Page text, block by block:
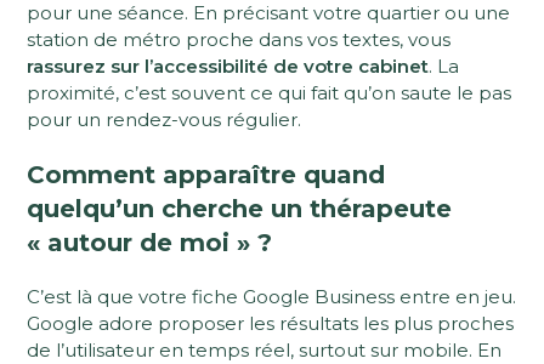
pour une séance. En précisant votre quartier ou une
station de métro proche dans vos textes, vous
rassurez sur l’accessibilité de votre cabinet. La
proximité, c’est souvent ce qui fait qu’on saute le pas
pour un rendez-vous régulier.
Comment apparaître quand
quelqu’un cherche un thérapeute
« autour de moi » ?
C’est là que votre fiche Google Business entre en jeu.
Google adore proposer les résultats les plus proches
de l’utilisateur en temps réel, surtout sur mobile. En